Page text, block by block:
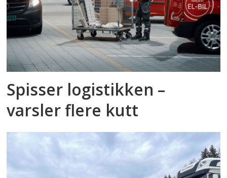
Spisser logistikken –
varsler flere kutt